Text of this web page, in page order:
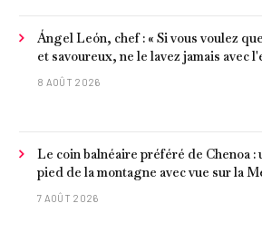
Ángel León, chef : « Si vous voulez
et savoureux, ne le lavez jamais avec
8 AOÛT 2026
Le coin balnéaire préféré de Chenoa :
pied de la montagne avec vue sur la
poisson et criques isolées
7 AOÛT 2026